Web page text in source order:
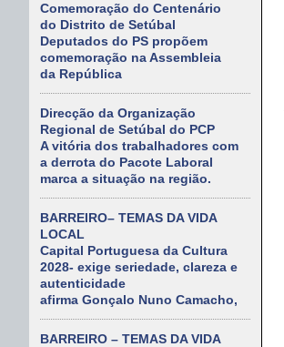
Comemoração do Centenário
do Distrito de Setúbal
Deputados do PS propõem
comemoração na Assembleia
da República
Direcção da Organização
Regional de Setúbal do PCP
A vitória dos trabalhadores com
a derrota do Pacote Laboral
marca a situação na região.
BARREIRO– TEMAS DA VIDA
LOCAL
Capital Portuguesa da Cultura
2028- exige seriedade, clareza e
autenticidade
afirma Gonçalo Nuno Camacho,
BARREIRO – TEMAS DA VIDA